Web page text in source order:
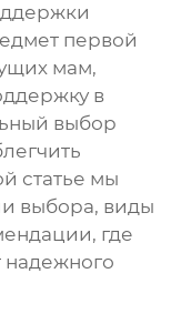
первой
мам,
в
выбор
статье мы
выбора, виды
где
надежного